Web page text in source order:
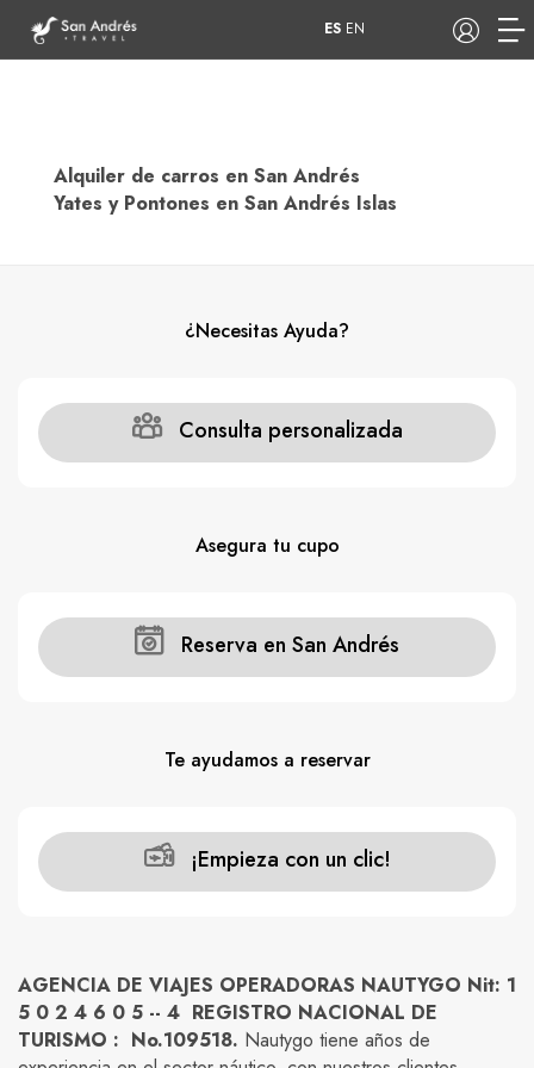
Hoteles Barcos
Paquetes Planes
WhatsApp Llamar
ES EN
Alquiler de carros en San Andrés
Yates y Pontones en San Andrés Islas
¿Necesitas Ayuda?
Consulta personalizada
Asegura tu cupo
Reserva en San Andrés
Te ayudamos a reservar
¡Empieza con un clic!
AGENCIA DE VIAJES OPERADORAS NAUTYGO Nit: 1
5 0 2 4 6 0 5 -- 4 REGISTRO NACIONAL DE
TURISMO : No.109518. Nautygo tiene años de